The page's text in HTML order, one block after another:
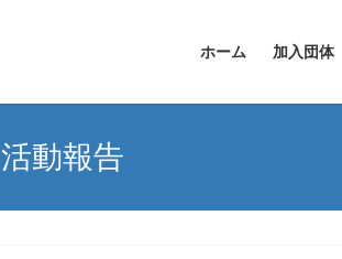
ホーム 加入団体
活動報告